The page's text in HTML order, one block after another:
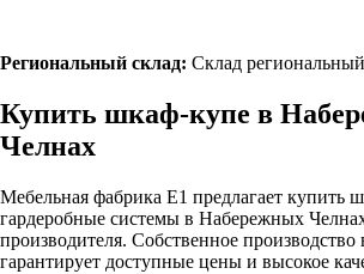
Региональный склад: Склад
Купить шкаф-купе в
Челнах
Мебельная фабрика Е1 предлагает купить
гардеробные системы в Набережных
производителя. Собственное производство
гарантирует доступные цены и высокое